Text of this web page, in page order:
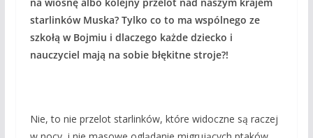
starlinków Muska? Tylko co to ma wspólnego ze
szkołą w Bojmiu i dlaczego każde dziecko i
nauczyciel mają na sobie błękitne stroje?!
Nie, to nie przelot starlinków, które widoczne są raczej